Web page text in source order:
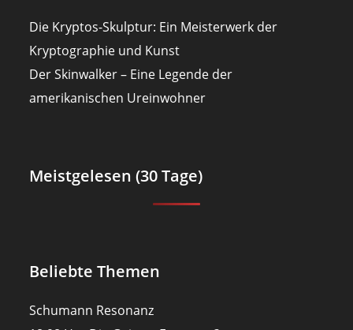
Die Kryptos-Skulptur: Ein Meisterwerk der
Kryptographie und Kunst
Der Skinwalker – Eine Legende der
amerikanischen Ureinwohner
Meistgelesen (30 Tage)
Beliebte Themen
Schumann Resonanz